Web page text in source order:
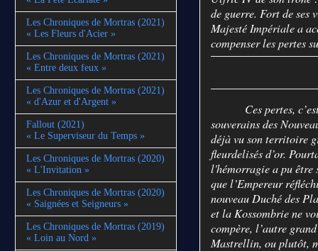
de guerre. Fort de ses
Majesté Impériale a
compenser les pertes
Ces pertes,
souverains des
déjà vu son territoire
fleurdelisés d’or.
l'hémorragie a pu être
que l’Empereur
nouveau Duché des
et la Kossombrie ne
compère, l’autre
Mastrellin, ou plutôt,
Les Chroniques de Mortras (2021)
« Les Fleurs d'Acier »
Les Chroniques de Mortras (2021)
« Entre deux feux »
Les Chroniques de Mortras (2021)
« d'Azur et d'Argent »
Fallout (2021)
« Le Superviseur du Temps »
Les Chroniques de Mortras (2020)
« L'Invitation »
Les Chroniques de Mortras (2020)
« Saignées et Seigneurs »
Les Chroniques de Mortras (2019)
« Loin au Nord »